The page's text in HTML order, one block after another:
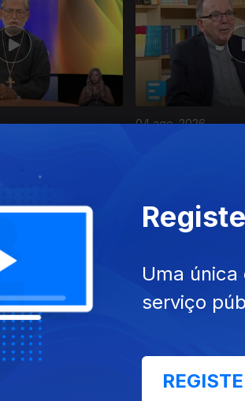
04 ago. 2026
29 jul. 2026
Uma
serviço